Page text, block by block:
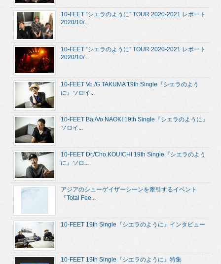
10-FEET “シエラのように” TOUR 2020-2021 レポート
2020/10/...
10-FEET “シエラのように” TOUR 2020-2021 レポート
2020/10/...
10-FEET Vo./G.TAKUMA 19th Single『シエラのよう
に』ソロイ...
10-FEET Ba./Vo.NAOKI 19th Single『シエラのように』
ソロイ...
10-FEET Dr./Cho.KOUICHI 19th Single『シエラのよう
に』ソロ...
アジアのシューゲイザーシーンを牽引するイベント
『Total Fee...
10-FEET 19th Single『シエラのように』インタビュー
10-FEET 19th Single『シエラのように』特集